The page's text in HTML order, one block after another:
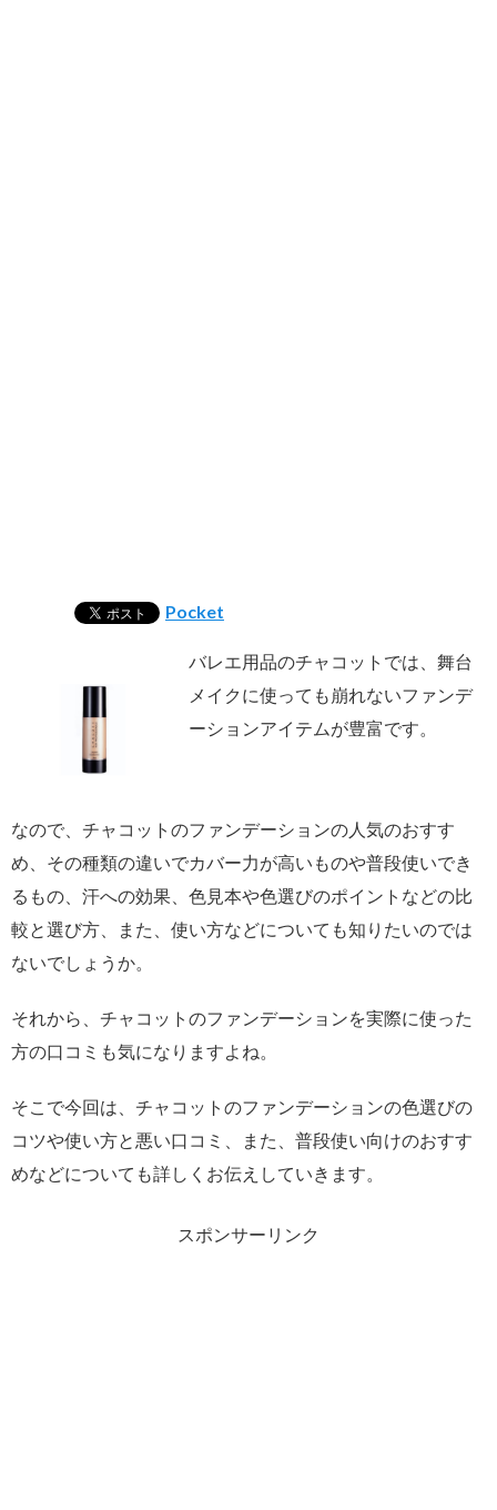
Pocket
バレエ用品のチャコットでは、舞台
メイクに使っても崩れないファンデ
ーションアイテムが豊富です。
なので、チャコットのファンデーションの人気のおすす
め、その種類の違いでカバー力が高いものや普段使いでき
るもの、汗への効果、色見本や色選びのポイントなどの比
較と選び方、また、使い方などについても知りたいのでは
ないでしょうか。
それから、チャコットのファンデーションを実際に使った
方の口コミも気になりますよね。
そこで今回は、チャコットのファンデーションの色選びの
コツや使い方と悪い口コミ、また、普段使い向けのおすす
めなどについても詳しくお伝えしていきます。
スポンサーリンク